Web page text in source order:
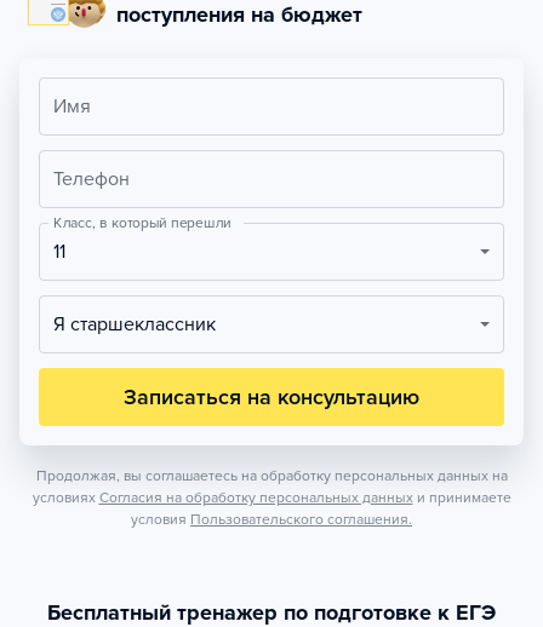
поступления на бюджет
Имя
Телефон
Класс, в который перешли
11
Я старшеклассник
Записаться на консультацию
Продолжая, вы соглашаетесь на обработку персональных данных на
условиях Согласия на обработку персональных данных и принимаете
условия Пользовательского соглашения.
Бесплатный тренажер по подготовке к ЕГЭ